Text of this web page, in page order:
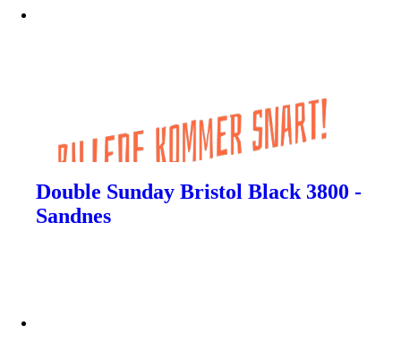
Double Sunday Bristol Black 3800 -
Sandnes